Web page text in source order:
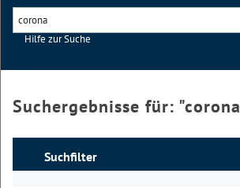
Hilfe zur Suche
Suchergebnisse für: "corona
Suchfilter